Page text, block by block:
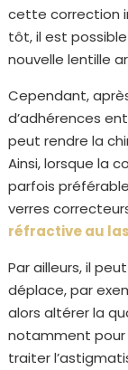
cette correction
tôt, il est
nouvelle lentille
Cependant,
d’adhérences
peut rendre la
Ainsi, lorsque la
parfois
verres
réfractive au
Par ailleurs, il
déplace, par
alors altérer la
notamment pour
traiter